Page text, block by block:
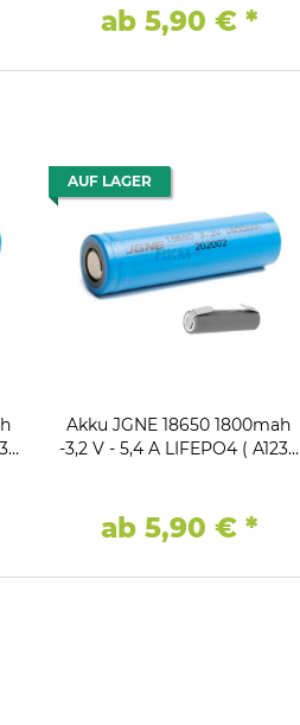
ab 5,90 € *
)
AUF LAGER
Akku JGNE 18650 1800mah
-3,2 V - 5,4 A LIFEPO4 ( A123 )
ab 5,90 € *